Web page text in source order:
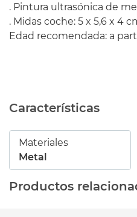
. Pintura ultrasónica de
. Midas coche: 5 x 5,6 x 4
Edad recomendada: a
Características
Materiales
Metal
Productos